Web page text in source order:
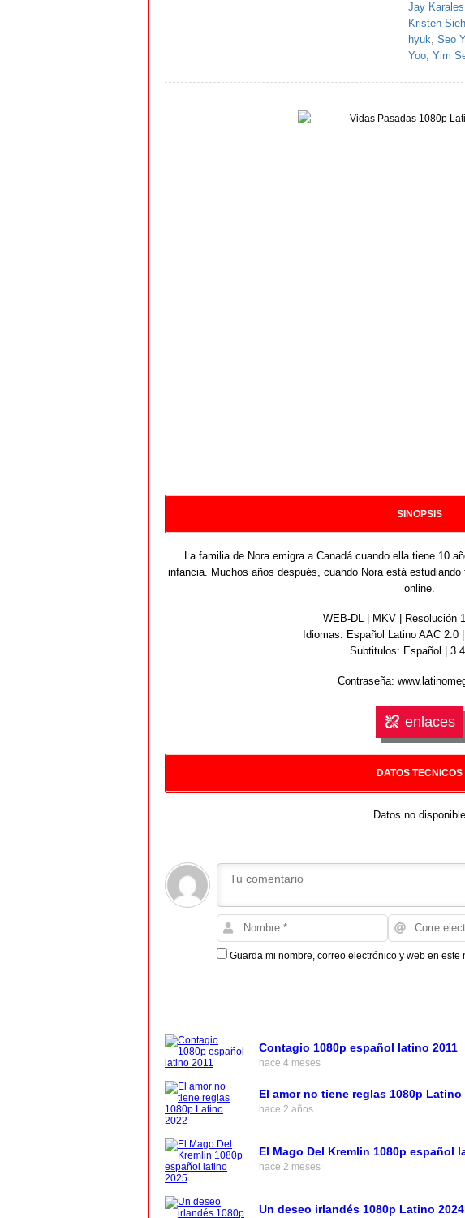
Jay Karales
Kristen Sieh
hyuk, Seo
Yoo, Yim
SINOPSIS
La familia de Nora emigra a Canadá cuando ella tiene 10
infancia. Muchos años después, cuando Nora está
online.
WEB-DL | MKV | Resolución
Idiomas: Español Latino AAC 2.0
Subtitulos: Español |
Contraseña:
enlaces
DATOS TECNICOS
Datos no disponible
Guarda mi nombre, correo electrónico y web en
Contagio 1080p español latino 2011
hace 4 meses
El amor no tiene reglas 1080p Latino
hace 2 años
El Mago Del Kremlin 1080p español
hace 2 meses
Un deseo irlandés 1080p Latino 2024